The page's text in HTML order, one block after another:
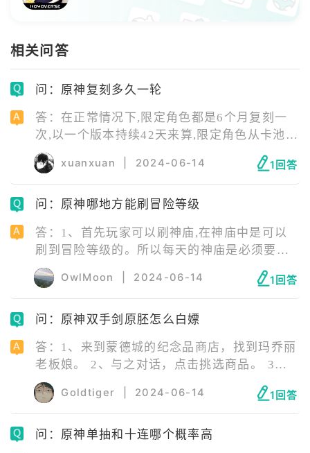
相关问答
问：原神复刻多久一轮
答：在正常情况下,限定角色都是6个月复刻一
次,以一个版本持续42天来算,限定角色从卡池结
束到到下一次复刻,差不多要等待4-5个大版本的
时间。 游戏发生在一个被称作“提瓦特大陆”的
幻想世界，在这里，被神选中的人将被授予“神
之眼”，导引元素之力。玩家将扮演一位名为
格各异、能力独特的同伴们，和他们一起击败
强敌，找回失散的亲人——同时，逐步发掘“原
神”的真相 。
xuanxuan 2024-06-14 1回答
问：原神哪地方能刷冒险等级
答：1、首先玩家可以刷神庙,在神庙中是可以
刷到冒险等级的。所以每天的神庙是必须要刷
的, 2、但是要注意的是每天刷神庙的次数是有
上限的。玩家们还可以加入冒险家行会,这个冒
险家行会理会根据玩家的冒险等级。 3、然后
提供一些相对应的奖励个支持,所以在这里可以
能获得更多的奖励。
OwlMoon 2024-06-14 1回答
问：原神双手剑原胚怎么白嫖
答：1、来到蒙德城的纪念品商店，找到玛乔丽
老板娘。 2、与之对话，点击挑选商品。 3、
打开纪念品商店页面，花费225风之印即可兑换
北陆双手剑原胚。
Goldtiger 2024-06-14 1回答
问：原神单抽和十连哪个概率高